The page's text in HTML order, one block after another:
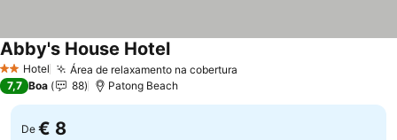
2 Estrelas
Hotel Área de relaxamento na cobertura
Abby's House Hotel
7,7 Boa 88 Patong Beach
De € 8